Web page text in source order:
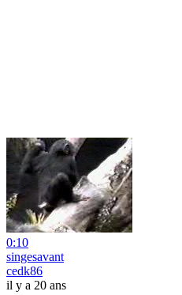
0:10
singesavant
cedk86
il y a 20 ans